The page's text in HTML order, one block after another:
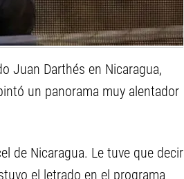
Juan Darthés en Nicaragua,
un panorama muy alentador
de Nicaragua. Le tuve que decir
el letrado en el programa